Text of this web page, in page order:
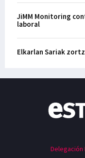
JiMM Monitoring
laboral
Elkarlan Sariak
Delegación